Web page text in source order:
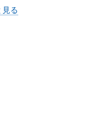
見る